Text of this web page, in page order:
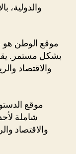
والدولية،
موقع الوطن هو
بشكل مستمر.
والاقتصاد
موقع
شاملة
والاقتصاد